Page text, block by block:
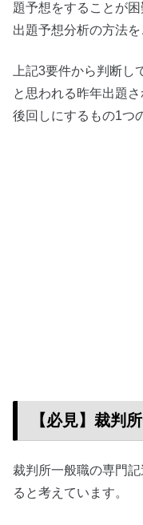
題予想をすることが
出題予想分析の方法
上記3要件から判断
と思われる昨年出題
後回しにするもの1つ
【必見】裁判
裁判所一般職の専門
ると考えています。